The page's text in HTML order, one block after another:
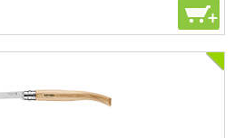
+